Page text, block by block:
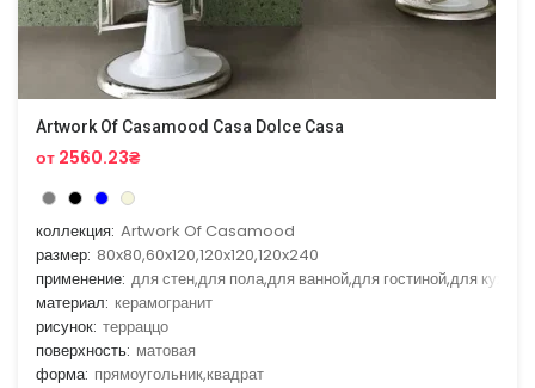
Artwork Of Casamood Casa Dolce Casa
от 2560.23₴
коллекция: Artwork Of Casamood
размер: 80x80,60x120,120x120,120x240
применение: для стен,для пола,для ванной,для гостиной,для кухни
материал: керамогранит
рисунок: терраццо
поверхность: матовая
форма: прямоугольник,квадрат